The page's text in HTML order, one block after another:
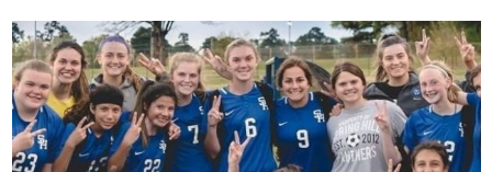
Programme
Infos